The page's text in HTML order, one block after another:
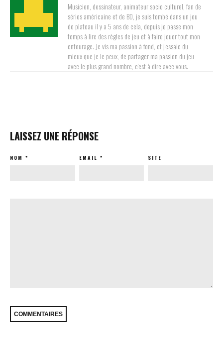
Musicien, dessinateur, animateur socio culturel, fan de
séries américaine et de BD, je suis tombé dans un jeu
de plateau il y a 5 ans de cela, depuis je passe mon
temps à lire des règles de jeu et à faire jouer tout mon
entourage. Je vis ma passion à fond, et j'essaie du
mieux que je le peux, de partager ma passion du jeu
avec le plus grand nombre, c'est à dire avec vous.
LAISSEZ UNE RÉPONSE
NOM * EMAIL * SITE